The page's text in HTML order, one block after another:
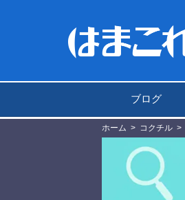
ブログ
ホーム コクチル